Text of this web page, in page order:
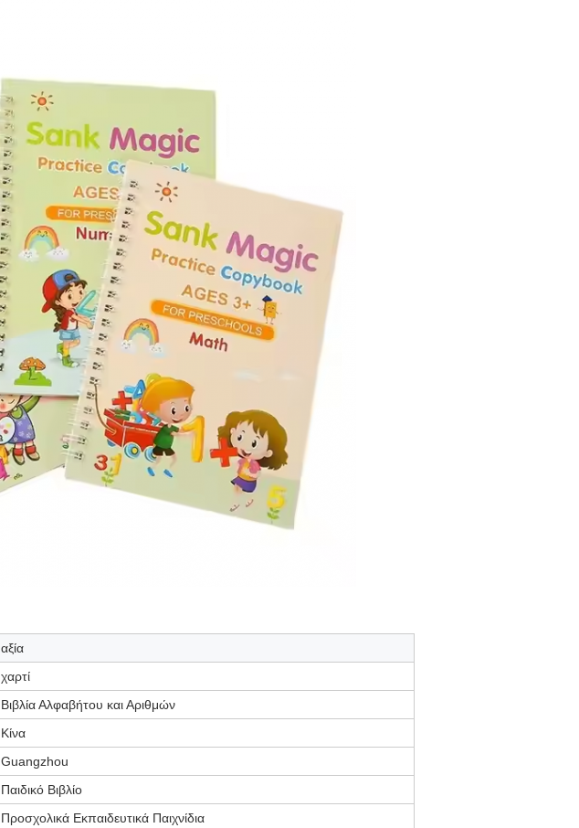
αξία
χαρτί
Βιβλία Αλφαβήτου και Αριθμών
Κίνα
Guangzhou
Παιδικό Βιβλίο
Προσχολικά Εκπαιδευτικά Παιχνίδια